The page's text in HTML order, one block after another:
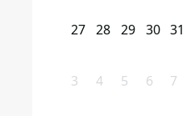
27 28 29 30 31
3 4 5 6 7